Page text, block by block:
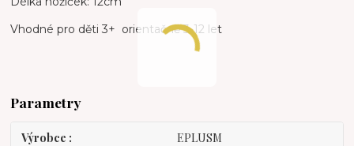
Vhodné pro děti 3+ orientačně 3-12 let
Parametry
Výrobce EPLUSM